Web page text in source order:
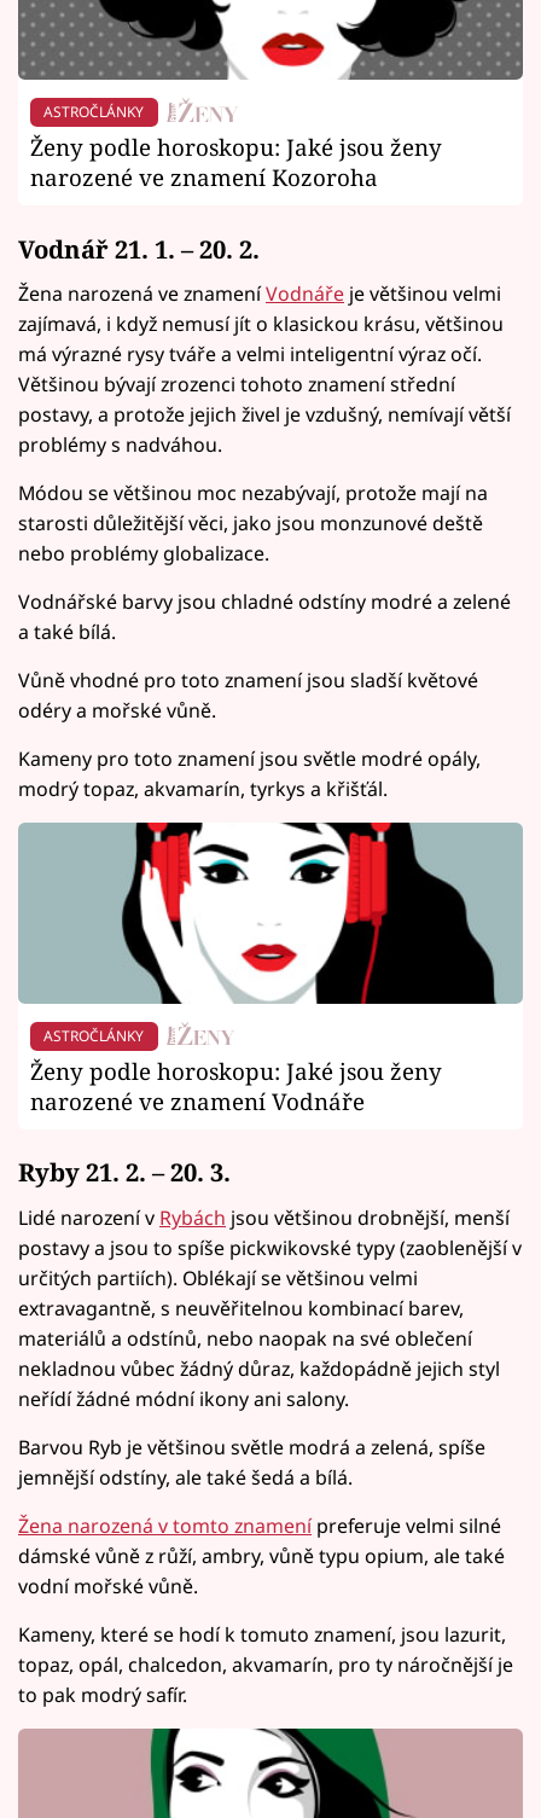
ASTROČLÁNKY
Ženy podle horoskopu: Jaké jsou ženy
narozené ve znamení Kozoroha
Vodnář 21. 1. – 20. 2.
Žena narozená ve znameníVodnáře je většinou velmi
zajímavá, i když nemusí jít o klasickou krásu, většinou
má výrazné rysy tváře a velmi inteligentní výraz očí.
Většinou bývají zrozenci tohoto znamení střední
postavy, a protože jejich živel je vzdušný, nemívají větší
problémy s nadváhou.
Módou se většinou moc nezabývají, protože mají na
starosti důležitější věci, jako jsou monzunové deště
nebo problémy globalizace.
Vodnářské barvy jsou chladné odstíny modré a zelené
a také bílá.
Vůně vhodné pro toto znamení jsou sladší květové
odéry a mořské vůně.
Kameny pro toto znamení jsou světle modré opály,
modrý topaz, akvamarín, tyrkys a křišťál.
ASTROČLÁNKY
Ženy podle horoskopu: Jaké jsou ženy
narozené ve znamení Vodnáře
Ryby 21. 2. – 20. 3.
Lidé narození v Rybách jsou většinou drobnější, menší
postavy a jsou to spíše pickwikovské typy (zaoblenější v
určitých partiích). Oblékají se většinou velmi
extravagantně, s neuvěřitelnou kombinací barev,
materiálů a odstínů, nebo naopak na své oblečení
nekladnou vůbec žádný důraz, každopádně jejich styl
neřídí žádné módní ikony ani salony.
Barvou Ryb je většinou světle modrá a zelená, spíše
jemnější odstíny, ale také šedá a bílá.
Žena narozená v tomto znamení preferuje velmi silné
dámské vůně z růží, ambry, vůně typu opium, ale také
vodní mořské vůně.
Kameny, které se hodí k tomuto znamení, jsou lazurit,
topaz, opál, chalcedon, akvamarín, pro ty náročnější je
to pak modrý safír.